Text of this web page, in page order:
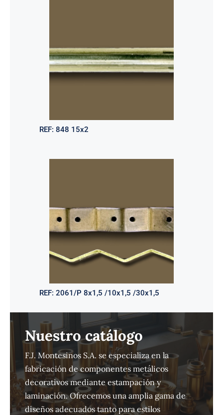
REF: 848 15x2
REF: 2061/P 8x1,5 /10x1,5 /30x1,5
Nuestro catálogo
F.J. Montesinos S.A. se especializa en la
fabricación de componentes metálicos
decorativos mediante estampación y
laminación. Ofrecemos una amplia gama de
diseños adecuados tanto para estilos